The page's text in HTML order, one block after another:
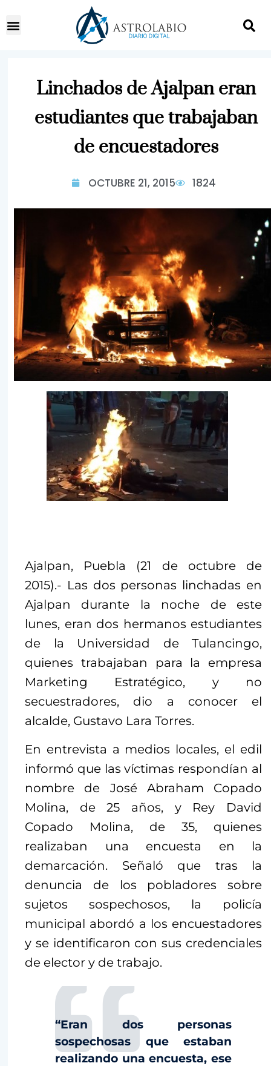
Linchados de Ajalpan eran
estudiantes que trabajaban
de encuestadores
OCTUBRE 21, 2015 1824
Ajalpan, Puebla (21 de octubre de
2015).- Las dos personas linchadas en
Ajalpan durante la noche de este
lunes, eran dos hermanos estudiantes
de la Universidad de Tulancingo,
quienes trabajaban para la empresa
Marketing Estratégico, y no
secuestradores, dio a conocer el
alcalde, Gustavo Lara Torres.
En entrevista a medios locales, el edil
informó que las víctimas respondían al
nombre de José Abraham Copado
Molina, de 25 años, y Rey David
Copado Molina, de 35, quienes
realizaban una encuesta en la
demarcación. Señaló que tras la
denuncia de los pobladores sobre
sujetos sospechosos, la policía
municipal abordó a los encuestadores
y se identificaron con sus credenciales
de elector y de trabajo.
“Eran dos personas
sospechosas que estaban
realizando una encuesta, ese